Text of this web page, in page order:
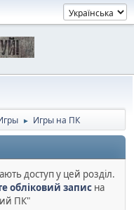
► Игры на ПК
доступ у цей розділ.
обліковий записна
ПК"